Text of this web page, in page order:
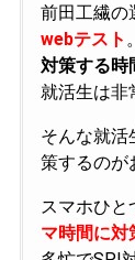
前田工繊の
webテスト 。
対策する時
就活生は非
そんな就活
策するのが
スマホひと
マ時間に対